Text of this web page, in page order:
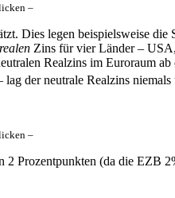
–
Dies legen beispielsweise die
realen Zins für vier Länder –
Realzins im Euroraum
der neutrale Realzins
–
Prozentpunkten (da die EZB